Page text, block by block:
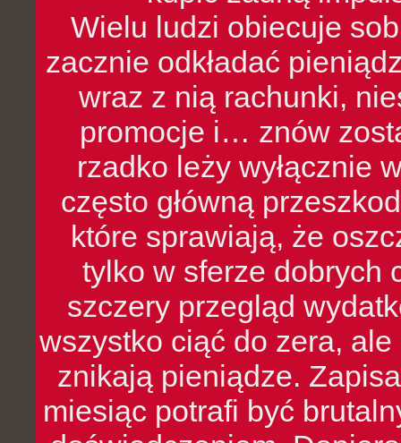
Wielu ludzi obiecuje
zacznie odkładać
wraz z nią rachunki,
promocje i… znów
rzadko leży wyłącznie
często główną
które sprawiają, że
tylko w sferze dobrych
szczery przegląd
wszystko ciąć do zera,
znikają pieniądze.
miesiąc potrafi być